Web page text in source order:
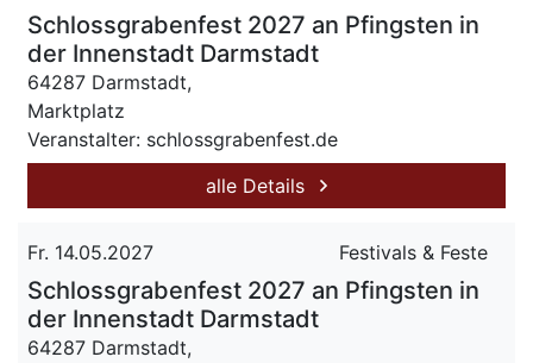
Schlossgrabenfest 2027 an Pfingsten in
der Innenstadt Darmstadt
64287 Darmstadt,
Marktplatz
Veranstalter: schlossgrabenfest.de
alle Details
Fr. 14.05.2027 Festivals & Feste
Schlossgrabenfest 2027 an Pfingsten in
der Innenstadt Darmstadt
64287 Darmstadt,